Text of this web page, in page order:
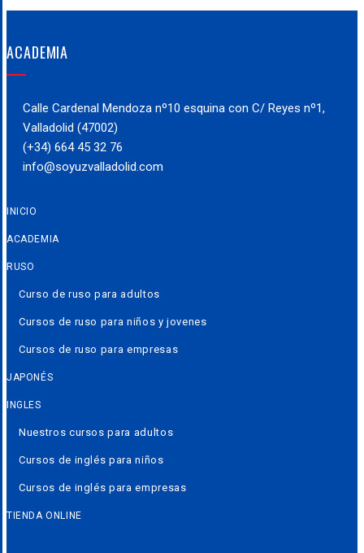
ACADEMIA
Calle Cardenal Mendoza nº10 esquina con C/ Reyes nº1,
Valladolid (47002)
(+34) 664 45 32 76
info@soyuzvalladolid.com
INICIO
ACADEMIA
RUSO
Curso de ruso para adultos
Cursos de ruso para niños y jovenes
Cursos de ruso para empresas
JAPONÉS
INGLES
Nuestros cursos para adultos
Cursos de inglés para niños
Cursos de inglés para empresas
TIENDA ONLINE